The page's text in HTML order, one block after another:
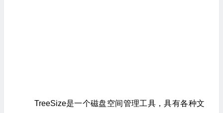
TreeSize是一个磁盘空间管理工具，具有各种文